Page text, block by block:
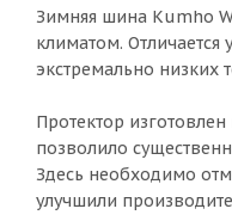
Зимняя шина Kumho
климатом.
экстремально низких
Протектор
позволило
Здесь необходимо
улучшили